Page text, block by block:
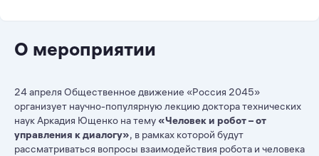
О мероприятии
24 апреля Общественное движение «Россия 2045»
организует научно-популярную лекцию доктора технических
наук Аркадия Ющенко на тему «Человек и робот – от
управления к диалогу», в рамках которой будут
рассматриваться вопросы взаимодействия робота и человека